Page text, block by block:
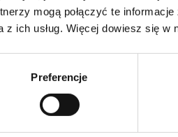
mogą połączyć te
ich usług. Więcej dowiesz się w
Preferencje
komentarz
komentarz